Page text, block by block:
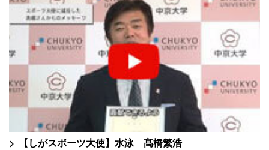
【しがスポーツ大使】水泳 髙橋繁浩